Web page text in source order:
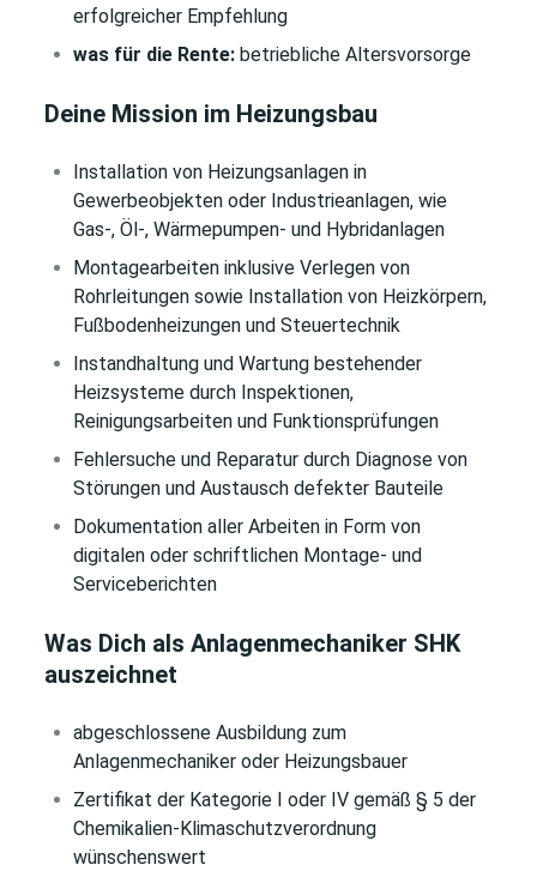
erfolgreicher Empfehlung
was für die Rente:betriebliche Altersvorsorge
Deine Mission im Heizungsbau
Installation von Heizungsanlagenin
Gewerbeobjekten oder Industrieanlagen,wie
Gas-, Öl-, Wärmepumpen- und Hybridanlagen
Montagearbeiten inklusive Verlegen von
Rohrleitungen sowie Installation von Heizkörpern,
Fußbodenheizungen und Steuertechnik
Instandhaltung und Wartung bestehender
Heizsysteme durch Inspektionen,
Reinigungsarbeiten und Funktionsprüfungen
Fehlersuche und Reparatur durch Diagnose von
Störungen und Austausch defekter Bauteile
Dokumentation aller Arbeiten in Form von
digitalen oder schriftlichen Montage- und
Serviceberichten
Was Dich als Anlagenmechaniker SHK
auszeichnet
abgeschlossene Ausbildung zum
Anlagenmechaniker oder Heizungsbauer
Zertifikat der Kategorie I oder IV gemäß § 5 der
Chemikalien-Klimaschutzverordnung
wünschenswert